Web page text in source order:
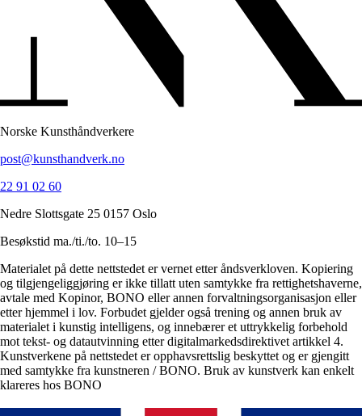
Norske Kunsthåndverkere
post@kunsthandverk.no
22 91 02 60
Nedre Slottsgate 25 0157 Oslo
Besøkstid ma./ti./to. 10–15
Materialet på dette nettstedet er vernet etter åndsverkloven. Kopiering
og tilgjengeliggjøring er ikke tillatt uten samtykke fra rettighetshaverne,
avtale med Kopinor, BONO eller annen forvaltningsorganisasjon eller
etter hjemmel i lov. Forbudet gjelder også trening og annen bruk av
materialet i kunstig intelligens, og innebærer et uttrykkelig forbehold
mot tekst- og datautvinning etter digitalmarkedsdirektivet artikkel 4.
Kunstverkene på nettstedet er opphavsrettslig beskyttet og er gjengitt
med samtykke fra kunstneren / BONO. Bruk av kunstverk kan enkelt
klareres hos BONO